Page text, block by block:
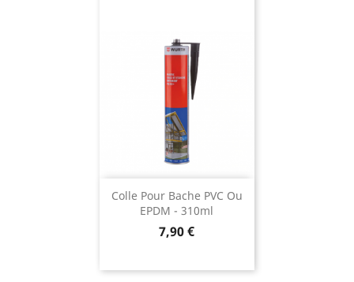
Colle Pour Bache PVC Ou
EPDM - 310ml
Prix
7,90 €